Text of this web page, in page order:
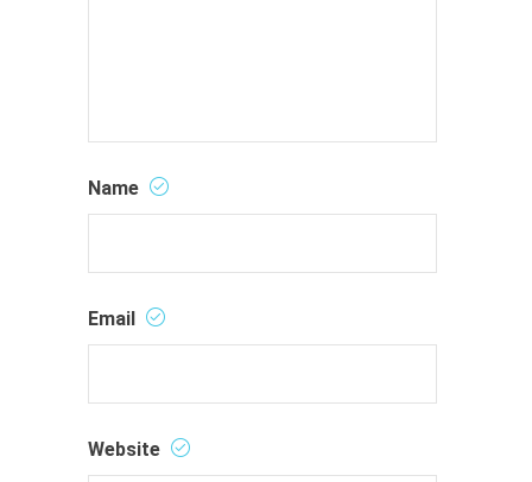
Name
Email
Website